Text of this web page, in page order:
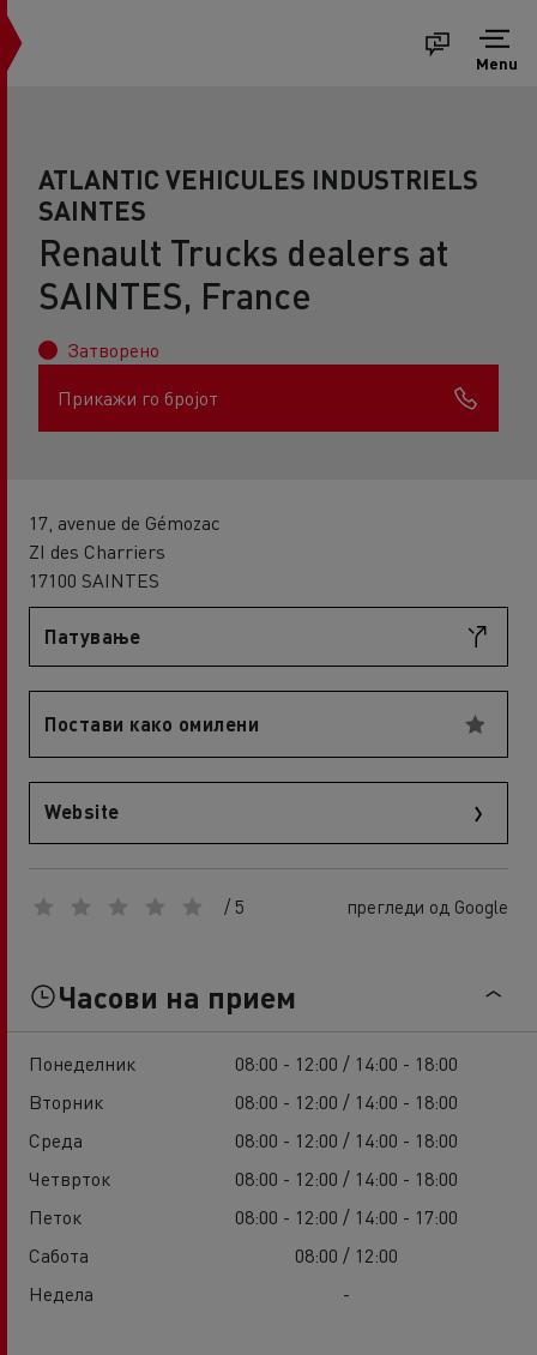
Menu
ATLANTIC VEHICULES INDUSTRIELS
SAINTES
Renault Trucks dealers at
SAINTES, France
Затворено
Прикажи го бројот
17, avenue de Gémozac
ZI des Charriers
17100 SAINTES
Патување
Постави како омилени
Website
/ 5 прегледи од Google
Часови на прием
Понеделник
08:00 - 12:00 / 14:00 - 18:00
Вторник
08:00 - 12:00 / 14:00 - 18:00
Среда
08:00 - 12:00 / 14:00 - 18:00
Четврток
08:00 - 12:00 / 14:00 - 18:00
Петок
08:00 - 12:00 / 14:00 - 17:00
Сабота
08:00 / 12:00
Недела
-